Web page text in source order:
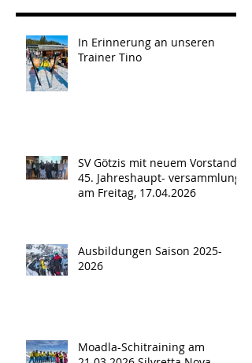
In Erinnerung an unseren
Trainer Tino
SV Götzis mit neuem Vorstand -
45. Jahreshaupt- versammlung
am Freitag, 17.04.2026
Ausbildungen Saison 2025-
2026
Moadla-Schitraining am